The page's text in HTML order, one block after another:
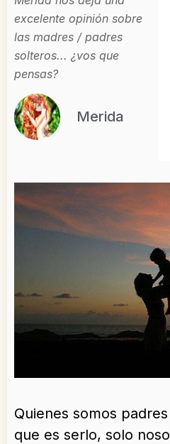
excelente opinión sobre
las madres / padres
solteros... ¿vos que
pensas?
Merida
Quienes somos
que es serlo, solo